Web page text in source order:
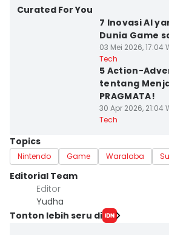
Curated For You
7 Inovasi AI
Dunia Game
03 Mei 2026, 17:04
Tech
5 Action-
tentang
PRAGMATA!
30 Apr 2026, 21:04
Tech
Topics
Nintendo Game Waralaba
Editorial Team
Editor
Yudha ‎
Tonton lebih seru di